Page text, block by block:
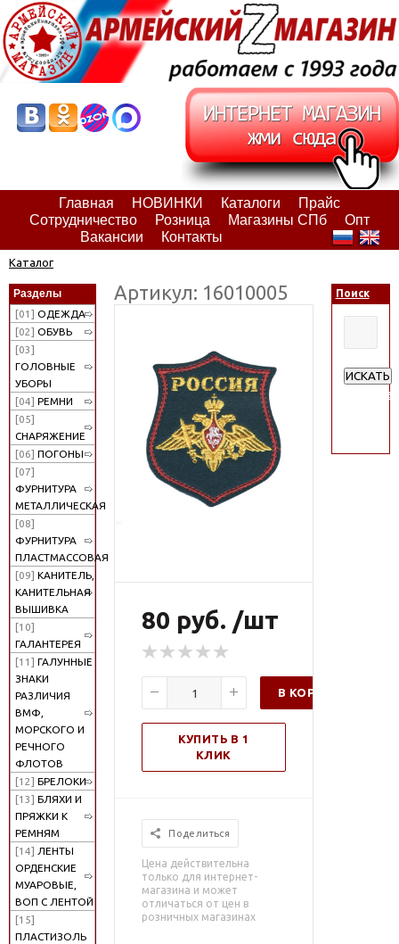
Главная НОВИНКИ Каталоги
Прайс
Сотрудничество
Розница Магазины СПб
Опт
Вакансии
Контакты
Каталог
Разделы
[01] ОДЕЖДА
[02] ОБУВЬ
[03]
ГОЛОВНЫЕ
УБОРЫ
[04] РЕМНИ
[05]
СНАРЯЖЕНИЕ
[06] ПОГОНЫ
[07]
ФУРНИТУРА
МЕТАЛЛИЧЕСКАЯ
[08]
ФУРНИТУРА
ПЛАСТМАССОВАЯ
[09] КАНИТЕЛЬ,
КАНИТЕЛЬНАЯ
ВЫШИВКА
[10]
ГАЛАНТЕРЕЯ
[11] ГАЛУННЫЕ
ЗНАКИ
РАЗЛИЧИЯ
ВМФ,
МОРСКОГО И
РЕЧНОГО
ФЛОТОВ
[12] БРЕЛОКИ
[13] БЛЯХИ И
ПРЯЖКИ К
РЕМНЯМ
[14] ЛЕНТЫ
ОРДЕНСКИЕ
МУАРОВЫЕ,
ВОП С ЛЕНТОЙ
[15]
ПЛАСТИЗОЛЬ
Артикул: 16010005
80 руб. /шт
В КОРЗИНУ
КУПИТЬ В 1
КЛИК
Поделиться
Цена действительна
только для интернет-
магазина и может
отличаться от цен в
розничных магазинах
Поиск
ИСКАТЬ